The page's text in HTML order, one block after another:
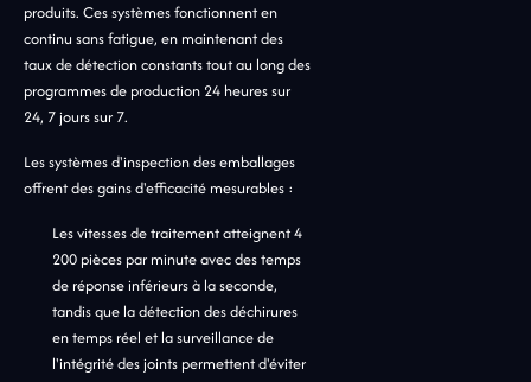
produits. Ces systèmes fonctionnent en
continu sans fatigue, en maintenant des
taux de détection constants tout au long des
programmes de production 24 heures sur
24, 7 jours sur 7.
Les systèmes d'inspection des emballages
offrent des gains d'efficacité mesurables :
Les vitesses de traitement atteignent 4
200 pièces par minute avec des temps
de réponse inférieurs à la seconde,
tandis que la détection des déchirures
en temps réel et la surveillance de
l'intégrité des joints permettent d'éviter